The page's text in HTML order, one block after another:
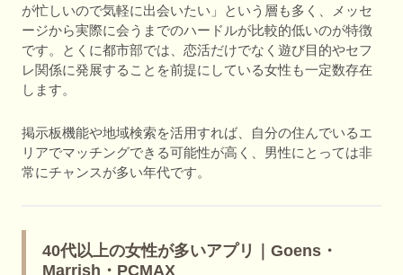
が忙しいので気軽に出会いたい」という層も多く、メッセ
ージから実際に会うまでのハードルが比較的低いのが特徴
です。とくに都市部では、恋活だけでなく遊び目的やセフ
レ関係に発展することを前提にしている女性も一定数存在
します。
掲示板機能や地域検索を活用すれば、自分の住んでいるエ
リアでマッチングできる可能性が高く、男性にとっては非
常にチャンスが多い年代です。
40代以上の女性が多いアプリ｜Goens・
Marrish・PCMAX